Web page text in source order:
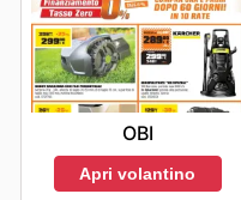
OBI
Apri volantino